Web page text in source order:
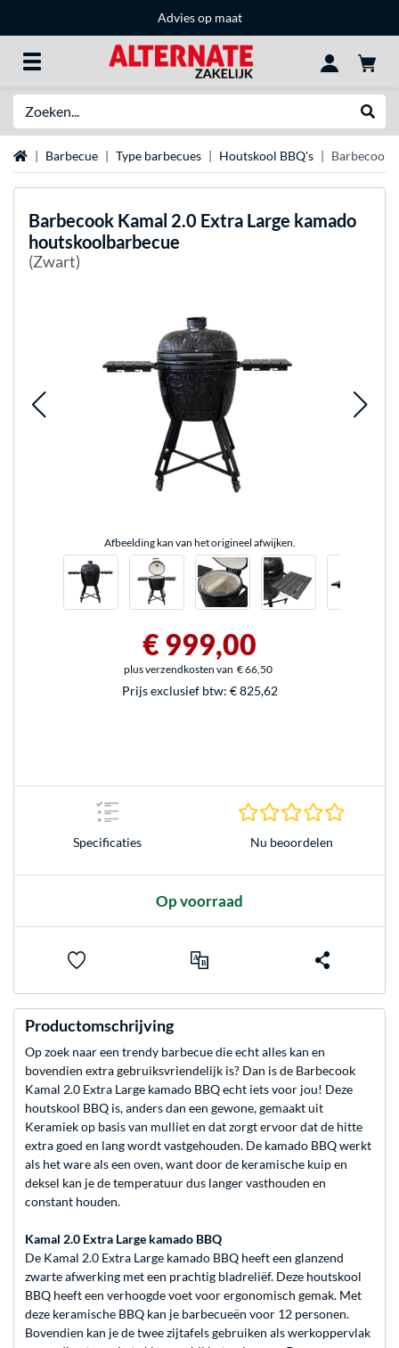
Advies op maat
Home Barbecue Type barbecues Houtskool BBQ's Barbecook
Barbecook Kamal 2.0 Extra Large kamado
houtskoolbarbecue
(Zwart)
Afbeelding kan van het origineel afwijken.
€ 999,00
plus verzendkosten van € 66,50
Prijs exclusief btw: € 825,62
Specificaties Nu beoordelen
Op voorraad
Productomschrijving
Op zoek naar een trendy barbecue die echt alles kan en
bovendien extra gebruiksvriendelijk is? Dan is de Barbecook
Kamal 2.0 Extra Large kamado BBQ echt iets voor jou! Deze
houtskool BBQ is, anders dan een gewone, gemaakt uit
Keramiek op basis van mulliet en dat zorgt ervoor dat de hitte
extra goed en lang wordt vastgehouden. De kamado BBQ werkt
als het ware als een oven, want door de keramische kuip en
deksel kan je de temperatuur dus langer vasthouden en
constant houden.
Kamal 2.0 Extra Large kamado BBQ
De Kamal 2.0 Extra Large kamado BBQ heeft een glanzend
zwarte afwerking met een prachtig bladreliëf. Deze houtskool
BBQ heeft een verhoogde voet voor ergonomisch gemak. Met
deze keramische BBQ kan je barbecueën voor 12 personen.
Bovendien kan je de twee zijtafels gebruiken als werkoppervlak